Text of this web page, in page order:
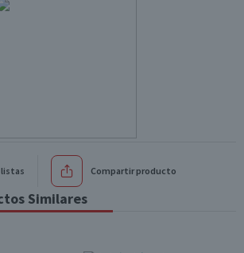
listas Compartir producto
Similares